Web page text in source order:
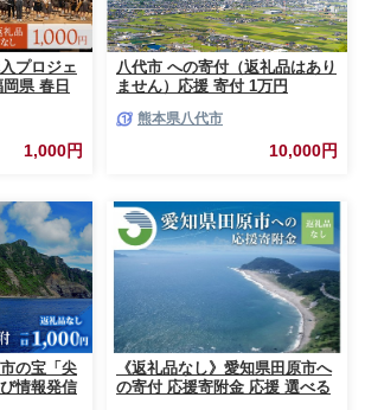
プロジェ
県 春日
福岡県春
1,000円
八代市 への寄付（返礼品はあり
ません）応援 寄付 1万円
熊本県八代市
10,000円
の宝「尖
情報発信
《返礼品なし》愛知県田原市へ
の寄付 応援寄附金 応援 選べる